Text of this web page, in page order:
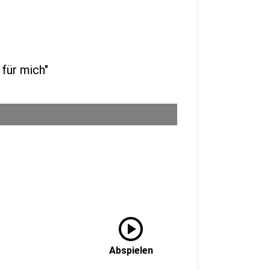
mich"
play_circle
Abspielen